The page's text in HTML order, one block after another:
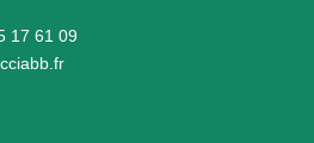
17 61 09